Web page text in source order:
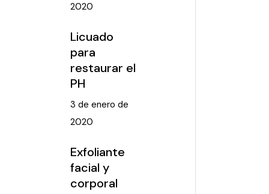
2020
Licuado
para
restaurar el
PH
3 de enero de
2020
Exfoliante
facial y
corporal